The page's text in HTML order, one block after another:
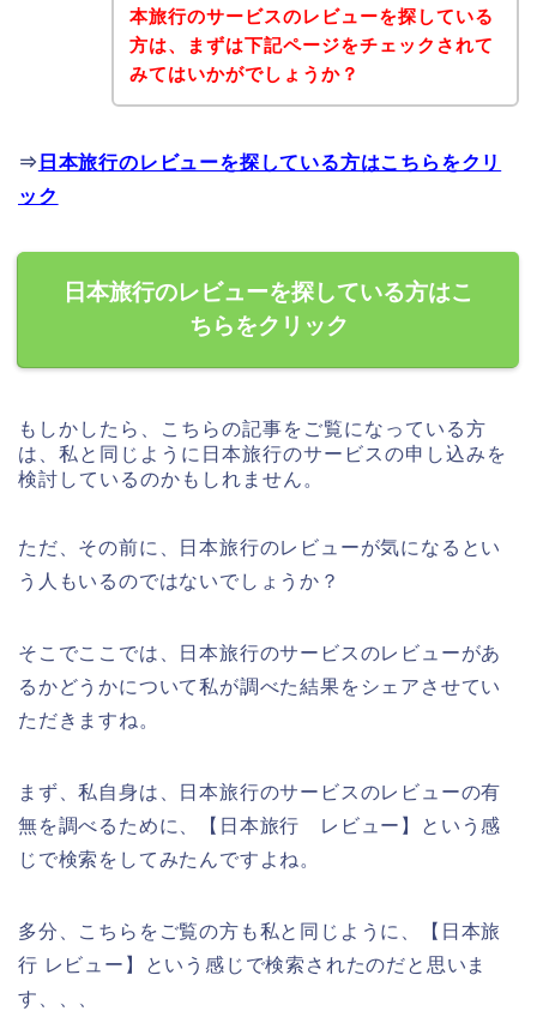
本旅行のサービスのレビューを探している
方は、まずは下記ページをチェックされて
みてはいかがでしょうか？
⇒ 日本旅行のレビューを探している方はこちらをクリ
ック
日本旅行のレビューを探している方はこ
ちらをクリック
もしかしたら、こちらの記事をご覧になっている方
は、私と同じように日本旅行のサービスの申し込みを
検討しているのかもしれません。
ただ、その前に、日本旅行のレビューが気になるとい
う人もいるのではないでしょうか？
そこでここでは、日本旅行のサービスのレビューがあ
るかどうかについて私が調べた結果をシェアさせてい
ただきますね。
まず、私自身は、日本旅行のサービスのレビューの有
無を調べるために、【日本旅行 レビュー】という感
じで検索をしてみたんですよね。
多分、こちらをご覧の方も私と同じように、【日本旅
行 レビュー】という感じで検索されたのだと思いま
す、、、